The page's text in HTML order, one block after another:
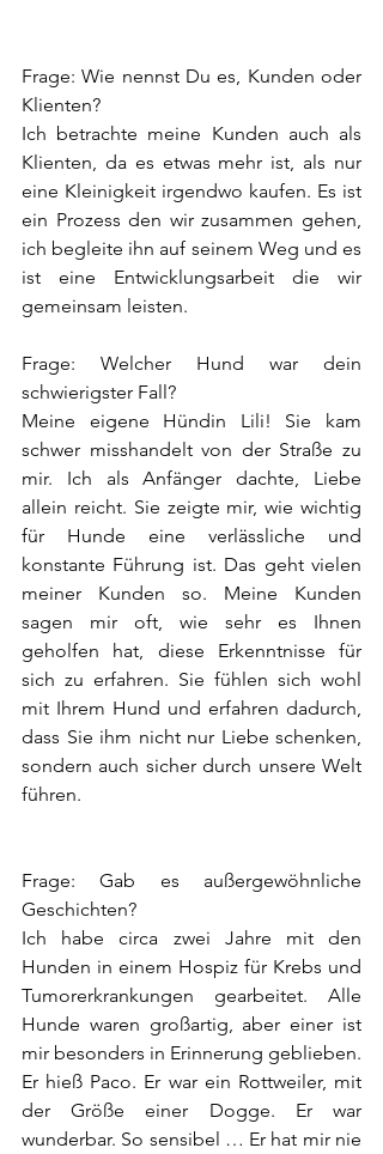
Frage: Wie nennst Du es, Kunden oder
Klienten?
Ich betrachte meine Kunden auch als
Klienten, da es etwas mehr ist, als nur
eine Kleinigkeit irgendwo kaufen. Es ist
ein Prozess den wir zusammen gehen,
ich begleite ihn auf seinem Weg und es
ist eine Entwicklungsarbeit die wir
gemeinsam leisten.
Frage: Welcher Hund war dein
schwierigster Fall?
Meine eigene Hündin Lili! Sie kam
schwer misshandelt von der Straße zu
mir. Ich als Anfänger dachte, Liebe
allein reicht. Sie zeigte mir, wie wichtig
für Hunde eine verlässliche und
konstante Führung ist. Das geht vielen
meiner Kunden so. Meine Kunden
sagen mir oft, wie sehr es Ihnen
geholfen hat, diese Erkenntnisse für
sich zu erfahren. Sie fühlen sich wohl
mit Ihrem Hund und erfahren dadurch,
dass Sie ihm nicht nur Liebe schenken,
sondern auch sicher durch unsere Welt
führen.
Frage: Gab es außergewöhnliche
Geschichten?
Ich habe circa zwei Jahre mit den
Hunden in einem Hospiz für Krebs und
Tumorerkrankungen gearbeitet. Alle
Hunde waren großartig, aber einer ist
mir besonders in Erinnerung geblieben.
Er hieß Paco. Er war ein Rottweiler, mit
der Größe einer Dogge. Er war
wunderbar. So sensibel … Er hat mir nie